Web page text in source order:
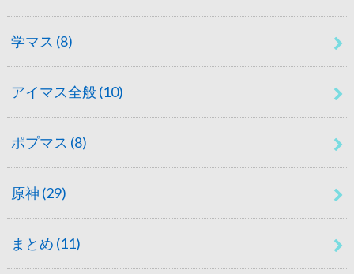
学マス (8)
アイマス全般 (10)
ポプマス (8)
原神 (29)
まとめ (11)